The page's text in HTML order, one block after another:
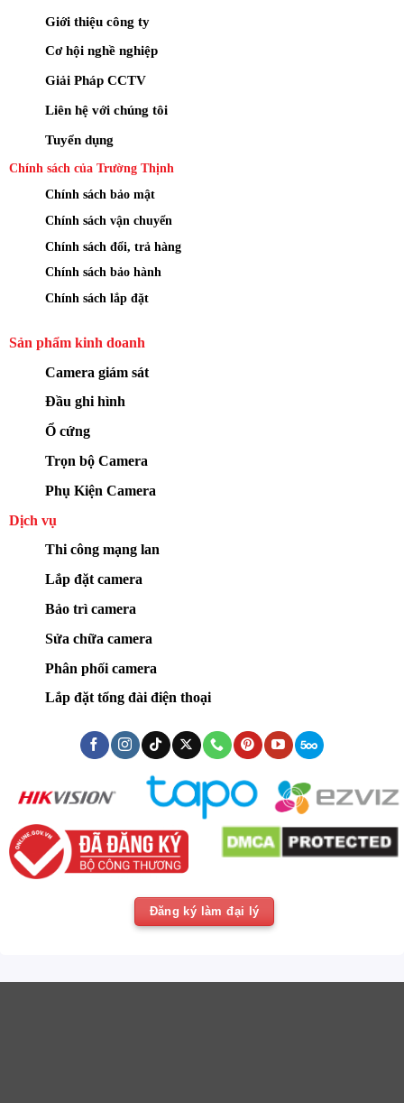
Giới thiệu công ty
Cơ hội nghề nghiệp
Giải Pháp CCTV
Liên hệ với chúng tôi
Tuyển dụng
Chính sách của Trường Thịnh
Chính sách bảo mật
Chính sách vận chuyển
Chính sách đổi, trả hàng
Chính sách bảo hành
Chính sách lắp đặt
Sản phẩm kinh doanh
Camera giám sát
Đầu ghi hình
Ổ cứng
Trọn bộ Camera
Phụ Kiện Camera
Dịch vụ
Thi công mạng lan
Lắp đặt camera
Bảo trì camera
Sửa chữa camera
Phân phối camera
Lắp đặt tổng đài điện thoại
Đăng ký làm đại lý